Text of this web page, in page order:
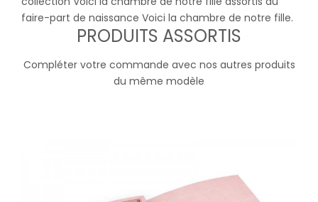
faire-part de naissance Voici la chambre de notre fille.
PRODUITS ASSORTIS
Compléter votre commande avec nos autres produits
du même modèle